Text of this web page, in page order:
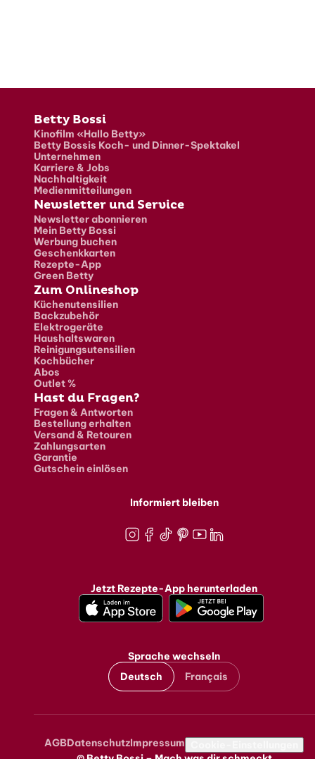
Fusszeile
Betty Bossi
Kinofilm «Hallo Betty»
Betty Bossis Koch- und Dinner-Spektakel
Unternehmen
Karriere & Jobs
Nachhaltigkeit
Medienmitteilungen
Newsletter und Service
Newsletter abonnieren
Mein Betty Bossi
Werbung buchen
Geschenkkarten
Rezepte-App
Green Betty
Zum Onlineshop
Küchenutensilien
Backzubehör
Elektrogeräte
Haushaltswaren
Reinigungsutensilien
Kochbücher
Abos
Outlet %
Hast du Fragen?
Fragen & Antworten
Bestellung erhalten
Versand & Retouren
Zahlungsarten
Garantie
Gutschein einlösen
Informiert bleiben
Jetzt Rezepte-App herunterladen
Sprache wechseln
Deutsch
Français
Metanavigation
AGBDatenschutzImpressum